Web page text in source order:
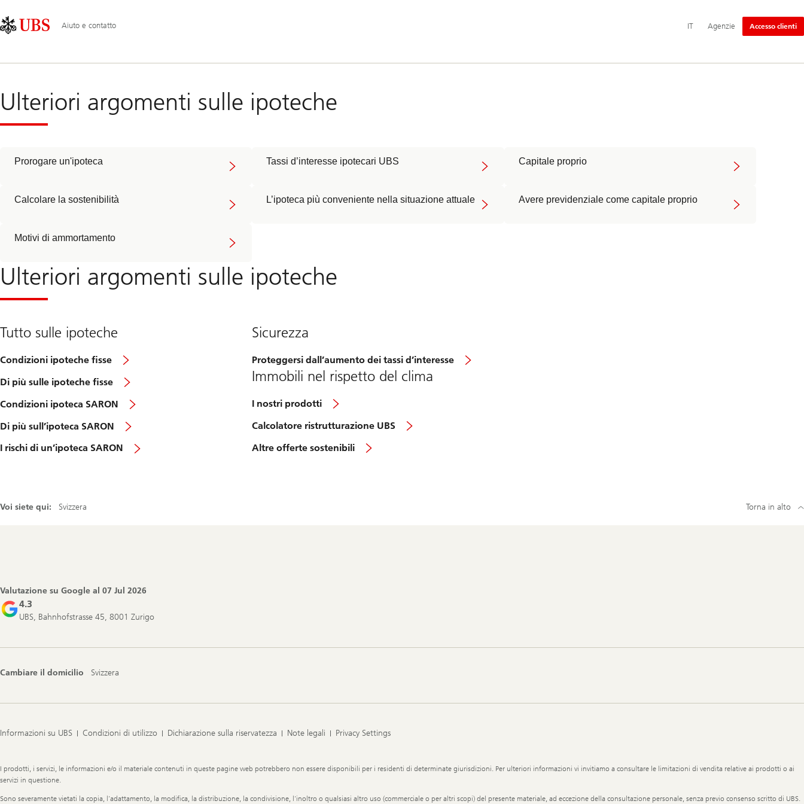
Area
principale
Aiuto e contatto
principale
IT Agenzie Accesso clienti
Ulteriori argomenti sulle ipoteche
Prorogare un'ipoteca Tassi d’interesse ipotecari UBS Capitale proprio
Calcolare la sostenibilità L’ipoteca più conveniente nella situazione attuale Avere previdenziale come capitale proprio
Motivi di ammortamento
Ulteriori argomenti sulle ipoteche
Tutto sulle ipoteche
Condizioni ipoteche fisse
Di più sulle ipoteche fisse
Condizioni ipoteca SARON
Di più sull’ipoteca SARON
I rischi di un’ipoteca SARON
Sicurezza
Proteggersi dall’aumento dei tassi d’interesse
Immobili nel rispetto del clima
I nostri prodotti
Calcolatore ristrutturazione UBS
Altre offerte sostenibili
Voi siete qui: Svizzera Torna in alto
Valutazione su Google al 07 Jul 2026
4.3
UBS, Bahnhofstrasse 45, 8001 Zurigo
Cambiare il domicilio Svizzera
Informazioni su UBS Condizioni di utilizzo Dichiarazione sulla riservatezza Note legali Privacy Settings
Legal
Information
I prodotti, i servizi, le informazioni e/o il materiale contenuti in queste pagine web potrebbero non essere disponibili per i residenti di determinate giurisdizioni. Per ulteriori informazioni vi invitiamo a consultare le limitazioni di vendita relative ai prodotti o ai
servizi in questione.
Sono severamente vietati la copia, l’adattamento, la modifica, la distribuzione, la condivisione, l’inoltro o qualsiasi altro uso (commerciale o per altri scopi) del presente materiale, ad eccezione della consultazione personale, senza previo consenso scritto di UBS.